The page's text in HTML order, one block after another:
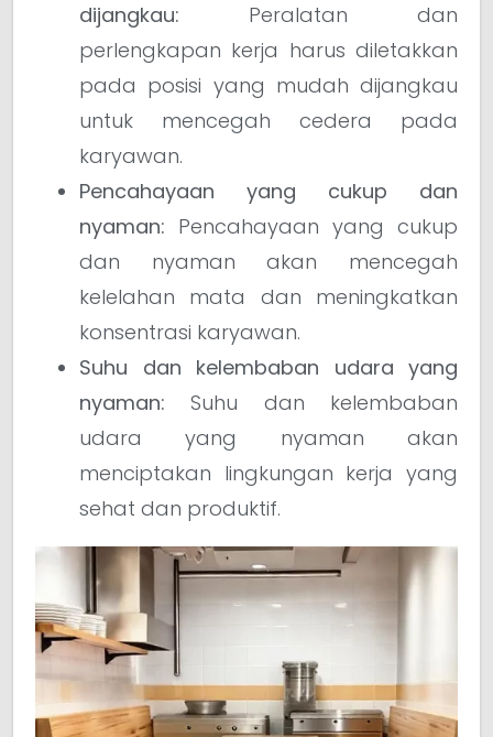
dijangkau: Peralatan dan
perlengkapan kerja harus diletakkan
pada posisi yang mudah dijangkau
untuk mencegah cedera pada
karyawan.
Pencahayaan yang cukup dan
nyaman: Pencahayaan yang cukup
dan nyaman akan mencegah
kelelahan mata dan meningkatkan
konsentrasi karyawan.
Suhu dan kelembaban udara yang
nyaman: Suhu dan kelembaban
udara yang nyaman akan
menciptakan lingkungan kerja yang
sehat dan produktif.